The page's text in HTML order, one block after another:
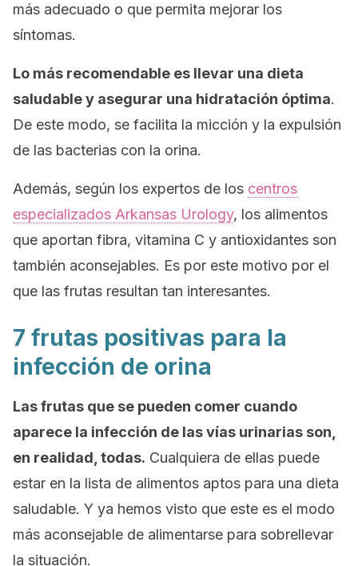
más adecuado o que permita mejorar los
síntomas.
Lo más recomendable es llevar una dieta
saludable y asegurar una hidratación óptima.
De este modo, se facilita la micción y la expulsión
de las bacterias con la orina.
Además, según los expertos de los centros
especializados Arkansas Urology, los alimentos
que aportan fibra, vitamina C y antioxidantes son
también aconsejables. Es por este motivo por el
que las frutas resultan tan interesantes.
7 frutas positivas para la
infección de orina
Las frutas que se pueden comer cuando
aparece la infección de las vías urinarias son,
en realidad, todas. Cualquiera de ellas puede
estar en la lista de alimentos aptos para una dieta
saludable. Y ya hemos visto que este es el modo
más aconsejable de alimentarse para sobrellevar
la situación.